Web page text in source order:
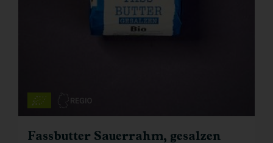
Fassbutter Sauerrahm, gesalzen